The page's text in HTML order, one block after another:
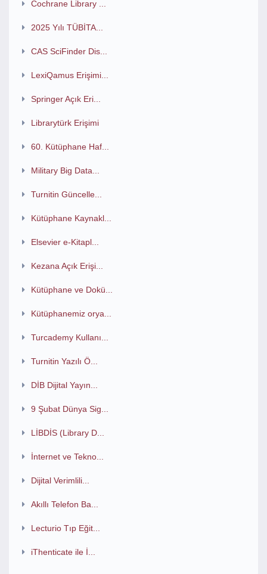
Cochrane Library ...
2025 Yılı TÜBİTA...
CAS SciFinder Dis...
LexiQamus Erişimi...
Springer Açık Eri...
Librarytürk Erişimi
60. Kütüphane Haf...
Military Big Data...
Turnitin Güncelle...
Kütüphane Kaynakl...
Elsevier e-Kitapl...
Kezana Açık Erişi...
Kütüphane ve Dokü...
Kütüphanemiz orya...
Turcademy Kullanı...
Turnitin Yazılı Ö...
DİB Dijital Yayın...
9 Şubat Dünya Sig...
LİBDİS (Library D...
İnternet ve Tekno...
Dijital Verimlili...
Akıllı Telefon Ba...
Lecturio Tıp Eğit...
iThenticate ile İ...